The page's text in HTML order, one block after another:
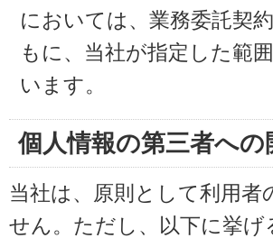
においては、業務委託契
もに、当社が指定した範
います。
個人情報の第三者への
当社は、原則として利用
せん。ただし、以下に挙